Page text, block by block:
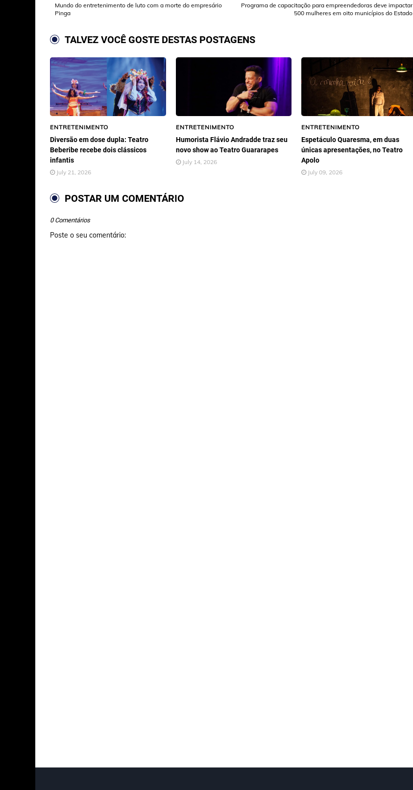
Programa de capacitação para empreendedoras deve impactar
500 mulheres em oito municípios do Estado
Mundo do entretenimento de luto com a morte do empresário
Pinga
TALVEZ VOCÊ GOSTE DESTAS POSTAGENS
ENTRETENIMENTO
Diversão em dose dupla: Teatro
Beberibe recebe dois clássicos
infantis
July 21, 2026
ENTRETENIMENTO
Humorista Flávio Andradde traz seu
novo show ao Teatro Guararapes
July 14, 2026
ENTRETENIMENTO
Espetáculo Quaresma, em duas
únicas apresentações, no Teatro
Apolo
July 09, 2026
POSTAR UM COMENTÁRIO
0 Comentários
Poste o seu comentário: